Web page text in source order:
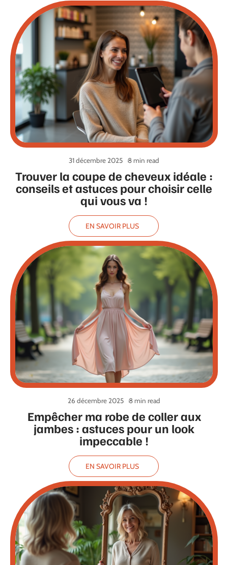
Trouver la coupe de cheveux idéale :
conseils et astuces pour choisir celle
qui vous va !
31 décembre 2025 8 min read
EN SAVOIR PLUS
Empêcher ma robe de coller aux
jambes : astuces pour un look
impeccable !
26 décembre 2025 8 min read
EN SAVOIR PLUS